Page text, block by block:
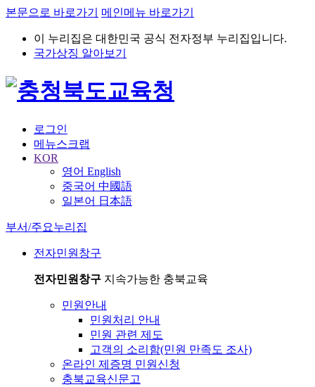
본문으로 바로가기 메인메뉴 바로가기
이 누리집은 대한민국 공식 전자정부 누리집입니다.
국가상징 알아보기
로그인
메뉴스크랩
KOR
영어 English
중국어 中國語
일본어 日本語
부서/주요누리집
전자민원창구
전자민원창구 지속가능한 충북교육
민원안내
민원처리 안내
민원 관련 제도
고객의 소리함(민원 만족도 조사)
온라인 제증명 민원신청
충북교육신문고